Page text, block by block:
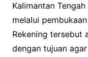
Kalimantan
melalui
Rekening tersebut
dengan tujuan